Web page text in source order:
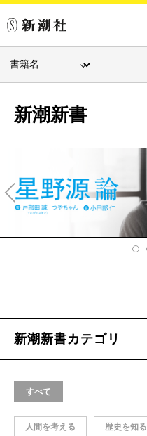
新潮新書
v
新潮新書カテゴリ
すべて
人間を考える 歴史を知る